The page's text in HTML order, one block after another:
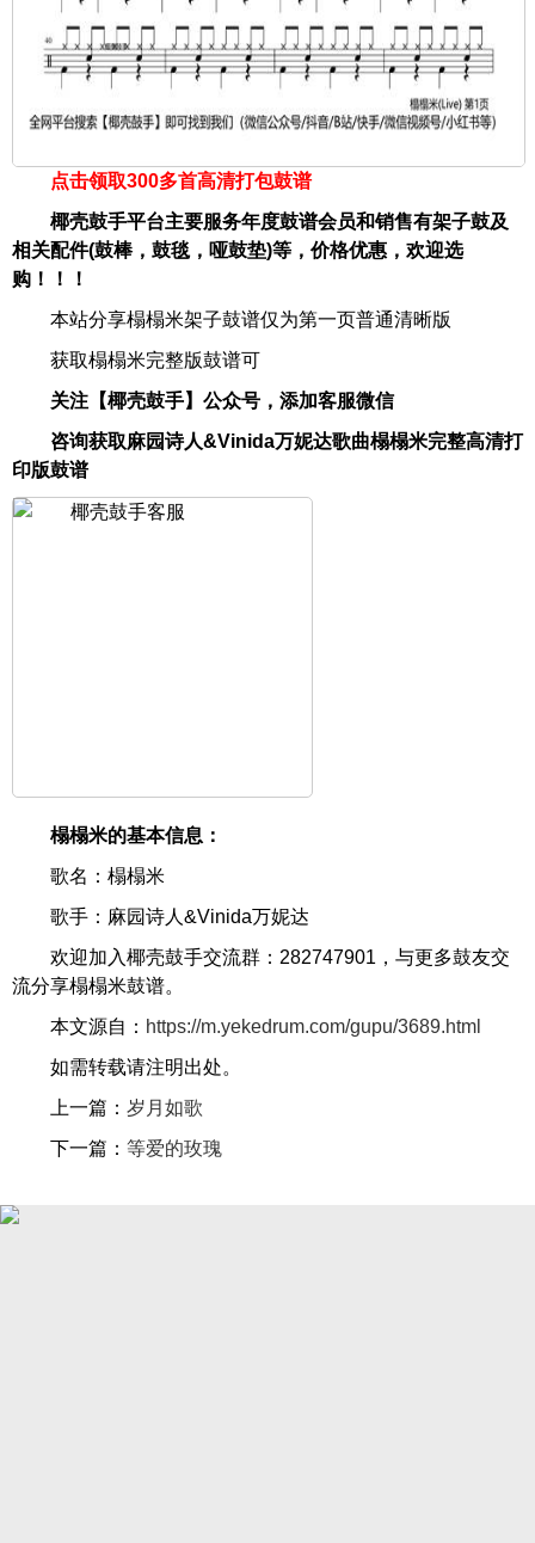
点击领取300多首高清打包鼓谱
椰壳鼓手平台主要服务年度鼓谱会员和销售有架子鼓及
相关配件(鼓棒，鼓毯，哑鼓垫)等，价格优惠，欢迎选
购！！！
本站分享榻榻米架子鼓谱仅为第一页普通清晰版
获取榻榻米完整版鼓谱可
关注【椰壳鼓手】公众号，添加客服微信
咨询获取麻园诗人&Vinida万妮达歌曲榻榻米完整高清打
印版鼓谱
榻榻米的基本信息：
歌名：榻榻米
歌手：麻园诗人&Vinida万妮达
欢迎加入椰壳鼓手交流群：282747901，与更多鼓友交
流分享榻榻米鼓谱。
本文源自： https://m.yekedrum.com/gupu/3689.html
如需转载请注明出处。
上一篇： 岁月如歌
下一篇： 等爱的玫瑰